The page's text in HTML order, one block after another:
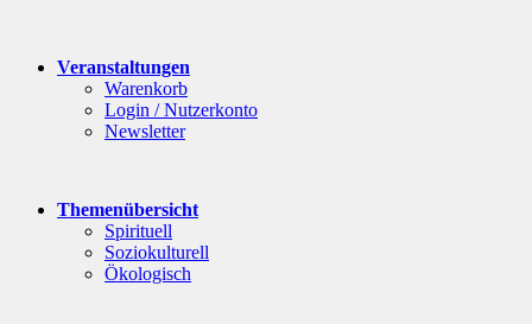
Veranstaltungen
Warenkorb
Login / Nutzerkonto
Newsletter
Themenübersicht
Spirituell
Soziokulturell
Ökologisch